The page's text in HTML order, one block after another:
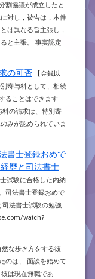
割協議が成立したと
対し，被告は，本件
は異なる旨主張し，
と主張。 事実認定
の可否
【金銭以
寄与料として、相続
ることはできます
の請求は、特別寄
みが認められていま
書士登録おめで
歴と司法書士
試験に合格した内納
司法書士登録おめで
司法書士試験の勉強
watch?
な歩き方をする彼
のは、 面談を始めて
は現在無職であ